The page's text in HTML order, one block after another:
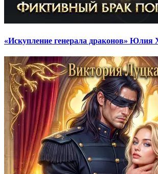
«Искупление генерала драконов» Юлия